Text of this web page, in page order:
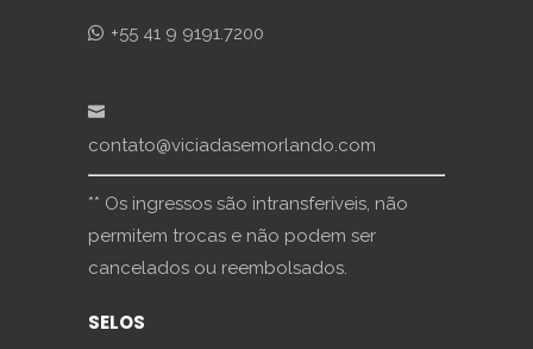
+55 41 9 9191.7200
contato@viciadasemorlando.com
** Os ingressos são intransferíveis, não
permitem trocas e não podem ser
cancelados ou reembolsados.
SELOS